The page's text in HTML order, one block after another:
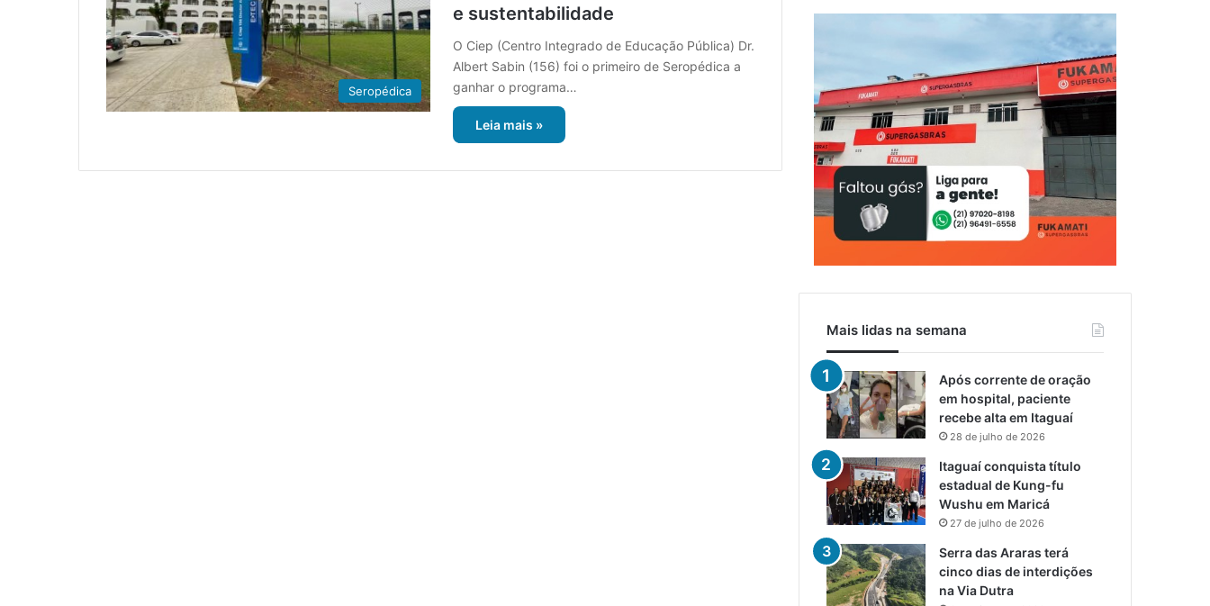
Seropédica
e sustentabilidade
O Ciep (Centro Integrado de Educação Pública) Dr.
Albert Sabin (156) foi o primeiro de Seropédica a
ganhar o programa…
Leia mais »
Mais lidas na semana
Após corrente de oração
em hospital, paciente
recebe alta em Itaguaí
28 de julho de 2026
Itaguaí conquista título
estadual de Kung-fu
Wushu em Maricá
27 de julho de 2026
Serra das Araras terá
cinco dias de interdições
na Via Dutra